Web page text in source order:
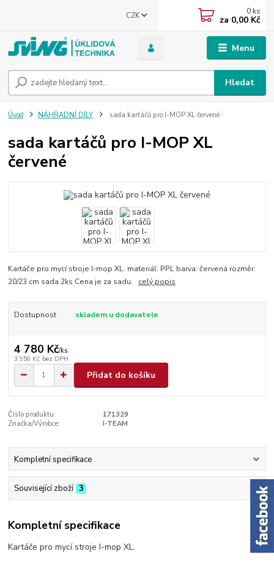
Menu
CZK
Hledat
0 ks
za 0,00 Kč
Úvod NÁHRADNÍ DÍLY sada kartáčů pro I-MOP XL červené
sada kartáčů pro I-MOP XL
červené
Kartáče pro mycí stroje I-mop XL. materiál: PPL barva: červená rozměr:
20/23 cm sada 2ks Cena je za sadu. celý popis
Dostupnost skladem u dodavatele
4 780 Kč/ks
3 950 Kč bez DPH
Přidat do košíku
Číslo produktu:
171329
Značka/Výrobce:
I-TEAM
Kompletní specifikace
Související zboží 3
Kompletní specifikace
Kartáče pro mycí stroje I-mop XL.